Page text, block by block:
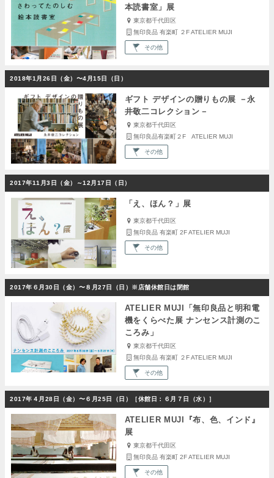
本読書室」展
東京都千代田区
無印良品 有楽町 ２F ATELIER MUJI
その他
2018年1月26日（金）〜4月15日（日）
ギフト デザインの贈りもの展 －永
井敬二コレクション－
東京都千代田区
無印良品有楽町２F ATELIER MUJI
その他
2017年11月3日（金）～12月17日（日）
「え、ほん？」展
東京都千代田区
無印良品 有楽町 2F ATELIER MUJI
その他
2017年６月30日（金）〜８月27日（日）※店舗休館日は閉館
ATELIER MUJI「無印良品と明和電
機をくらべた展 ナンセンス計測のこ
ころみ」
東京都千代田区
無印良品 有楽町 ２F ATELIER MUJI
その他
2017年４月28日（金）〜６月25日（日）［休館日：６月７日（水）］
ATELIER MUJI『布、色、インド』
展
東京都千代田区
無印良品 有楽町 2F ATELIER MUJI
その他